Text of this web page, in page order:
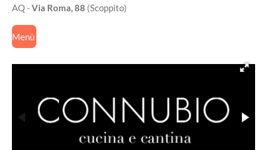
AQ -Via Roma, 88 (Scoppito)
Menù